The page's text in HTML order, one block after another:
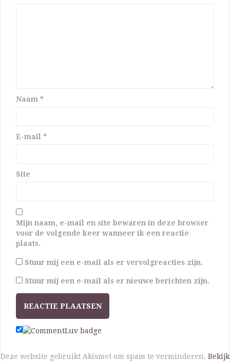
Naam *
E-mail *
Site
Mijn naam, e-mail en site bewaren in deze browser
voor de volgende keer wanneer ik een reactie
plaats.
Stuur mij een e-mail als er vervolgreacties zijn.
Stuur mij een e-mail als er nieuwe berichten zijn.
Deze website gebruikt Akismet om spam te verminderen. Bekijk